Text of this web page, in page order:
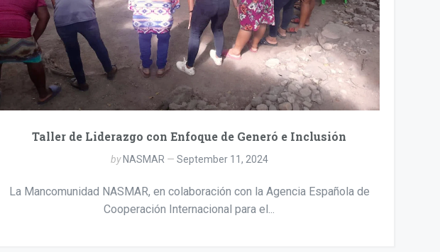
Taller de Liderazgo con Enfoque de Generó e Inclusión
by NASMAR September 11, 2024
La Mancomunidad NASMAR, en colaboración con la Agencia Española de
Cooperación Internacional para el...